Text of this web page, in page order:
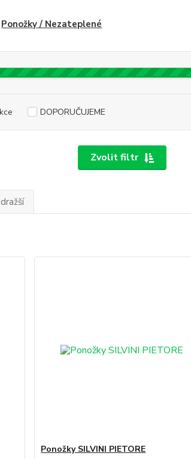
Ponožky / Nezateplené
Zvolit filtr
DOPORUČUJEME
Ponožky SILVINI PIETORE